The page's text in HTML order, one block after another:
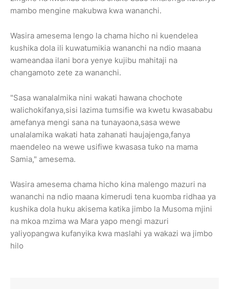
mambo mengine makubwa kwa wananchi.
Wasira amesema lengo la chama hicho ni kuendelea
kushika dola ili kuwatumikia wananchi na ndio maana
wameandaa ilani bora yenye kujibu mahitaji na
changamoto zete za wananchi.
"Sasa wanalalmika nini wakati hawana chochote
walichokifanya,sisi lazima tumsifie wa kwetu kwasababu
amefanya mengi sana na tunayaona,sasa wewe
unalalamika wakati hata zahanati haujajenga,fanya
maendeleo na wewe usifiwe kwasasa tuko na mama
Samia," amesema.
Wasira amesema chama hicho kina malengo mazuri na
wananchi na ndio maana kimerudi tena kuomba ridhaa ya
kushika dola huku akisema katika jimbo la Musoma mjini
na mkoa mzima wa Mara yapo mengi mazuri
yaliyopangwa kufanyika kwa maslahi ya wakazi wa jimbo
hilo